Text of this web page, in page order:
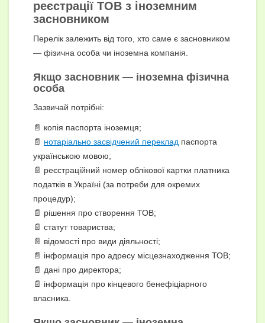
реєстрації ТОВ з іноземним
засновником
Перелік залежить від того, хто саме є засновником
— фізична особа чи іноземна компанія.
Якщо засновник — іноземна фізична
особа
Зазвичай потрібні:
📄 копія паспорта іноземця;
📄 нотаріально засвідчений переклад паспорта
українською мовою;
📄 реєстраційний номер облікової картки платника
податків в Україні (за потреби для окремих
процедур);
📄 рішення про створення ТОВ;
📄 статут товариства;
📄 відомості про види діяльності;
📄 інформація про адресу місцезнаходження ТОВ;
📄 дані про директора;
📄 інформація про кінцевого бенефіціарного
власника.